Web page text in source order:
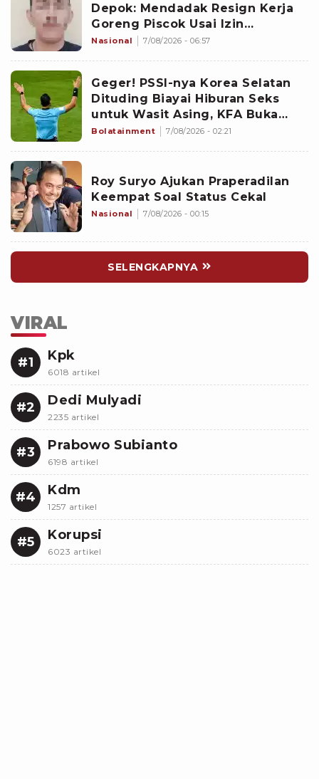
Depok: Mendadak Resign Kerja
Goreng Piscok Usai Izin
Interview di Mal
Nasional 7/08/2026 - 06:57
Geger! PSSI-nya Korea Selatan
Dituding Biayai Hiburan Seks
untuk Wasit Asing, KFA Buka
Suara
Bolatainment 7/08/2026 - 02:21
Roy Suryo Ajukan Praperadilan
Keempat Soal Status Cekal
Nasional 7/08/2026 - 00:15
SELENGKAPNYA
VIRAL
#1 Kpk
6018 artikel
#2 Dedi Mulyadi
2235 artikel
#3 Prabowo Subianto
6198 artikel
#4 Kdm
1257 artikel
#5 Korupsi
6023 artikel